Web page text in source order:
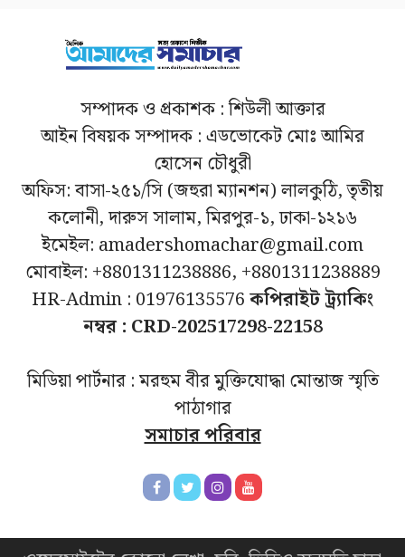
সম্পাদক ও প্রকাশক : শিউলী আক্তার
আইন বিষয়ক সম্পাদক : এডভোকেট মোঃ আমির
হোসেন চৌধুরী
অফিস: বাসা-২৫১/সি (জহুরা ম্যানশন) লালকুঠি, তৃতীয়
কলোনী, দারুস সালাম, মিরপুর-১, ঢাকা-১২১৬
ইমেইল: amadershomachar@gmail.com
মোবাইল: +8801311238886, +8801311238889
HR-Admin : 01976135576কপিরাইট ট্র্যাকিং
নম্বর : CRD-202517298-22158
মিডিয়া পার্টনার : মরহুম বীর মুক্তিযোদ্ধা মোন্তাজ স্মৃতি
পাঠাগার
সমাচার পরিবার